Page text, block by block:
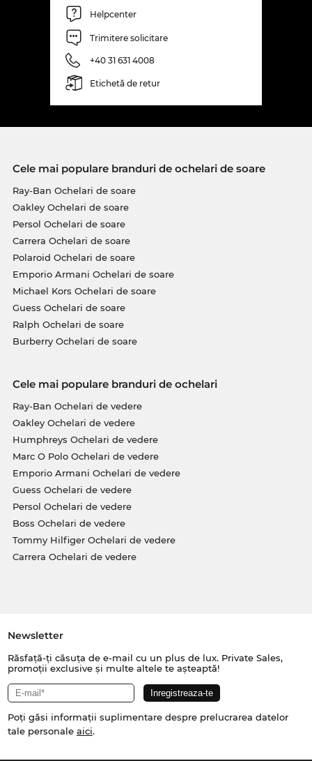
Helpcenter
Trimitere solicitare
+40 31 631 4008
Etichetă de retur
Cele mai populare branduri de ochelari de soare
Ray-Ban Ochelari de soare
Oakley Ochelari de soare
Persol Ochelari de soare
Carrera Ochelari de soare
Polaroid Ochelari de soare
Emporio Armani Ochelari de soare
Michael Kors Ochelari de soare
Guess Ochelari de soare
Ralph Ochelari de soare
Burberry Ochelari de soare
Cele mai populare branduri de ochelari
Ray-Ban Ochelari de vedere
Oakley Ochelari de vedere
Humphreys Ochelari de vedere
Marc O Polo Ochelari de vedere
Emporio Armani Ochelari de vedere
Guess Ochelari de vedere
Persol Ochelari de vedere
Boss Ochelari de vedere
Tommy Hilfiger Ochelari de vedere
Carrera Ochelari de vedere
Newsletter
Răsfață-ți căsuța de e-mail cu un plus de lux. Private Sales,
promoții exclusive și multe altele te așteaptă!
Poți găsi informații suplimentare despre prelucrarea datelor
tale personale aici.